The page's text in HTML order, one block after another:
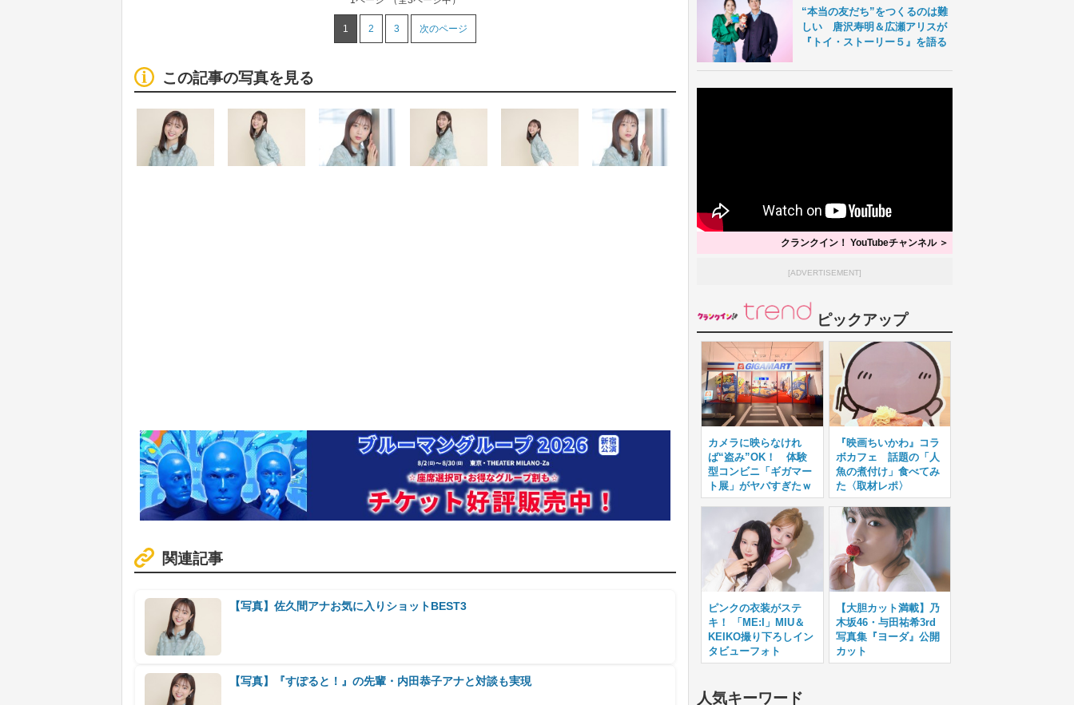
1 2 3 次のページ
この記事の写真を見る
関連記事
【写真】佐久間アナお気に入りショットBEST3
【写真】『すぽると！』の先輩・内田恭子アナと対談も実現
“本当の友だち”をつくるのは難
しい 唐沢寿明＆広瀬アリスが
『トイ・ストーリー５』を語る
クランクイン！ YouTubeチャンネル ＞
[ADVERTISEMENT]
ピックアップ
カメラに映らなけれ
ば“盗み”OK！ 体験
型コンビニ「ギガマー
ト展」がヤバすぎたｗ
『映画ちいかわ』コラ
ボカフェ 話題の「人
魚の煮付け」食べてみ
た〈取材レポ〉
ピンクの衣装がステ
キ！ 「ME:I」MIU＆
KEIKO撮り下ろしイン
タビューフォト
【大胆カット満載】乃
木坂46・与田祐希3rd
写真集『ヨーダ』公開
カット
人気キーワード